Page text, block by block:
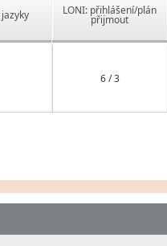
LONI: přihlášení/plán
přijmout
6 / 3